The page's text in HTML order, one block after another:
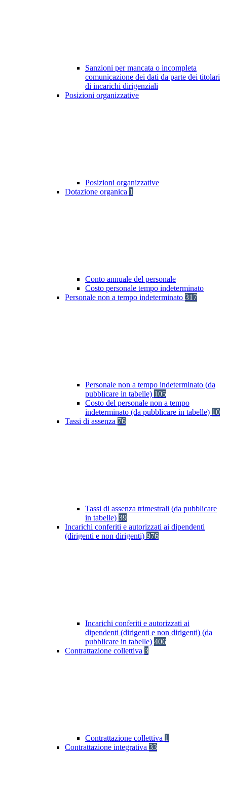
Sanzioni per mancata o incompleta
comunicazione dei dati da parte dei titolari
di incarichi dirigenziali
Posizioni organizzative
Posizioni organizzative
Dotazione organica 1
Conto annuale del personale
Costo personale tempo indeterminato
Personale non a tempo indeterminato 317
Personale non a tempo indeterminato (da
pubblicare in tabelle) 105
Costo del personale non a tempo
indeterminato (da pubblicare in tabelle) 10
Tassi di assenza 76
Tassi di assenza trimestrali (da pubblicare
in tabelle) 39
Incarichi conferiti e autorizzati ai dipendenti
(dirigenti e non dirigenti) 976
Incarichi conferiti e autorizzati ai
dipendenti (dirigenti e non dirigenti) (da
pubblicare in tabelle) 406
Contrattazione collettiva 3
Contrattazione collettiva 1
Contrattazione integrativa 33